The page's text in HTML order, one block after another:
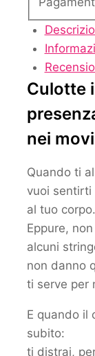
Culotte
nei
Quando ti
vuoi sentirti
al tuo corpo.
Eppure,
alcuni
non danno
ti serve per
E quando il
subito:
ti distrai,